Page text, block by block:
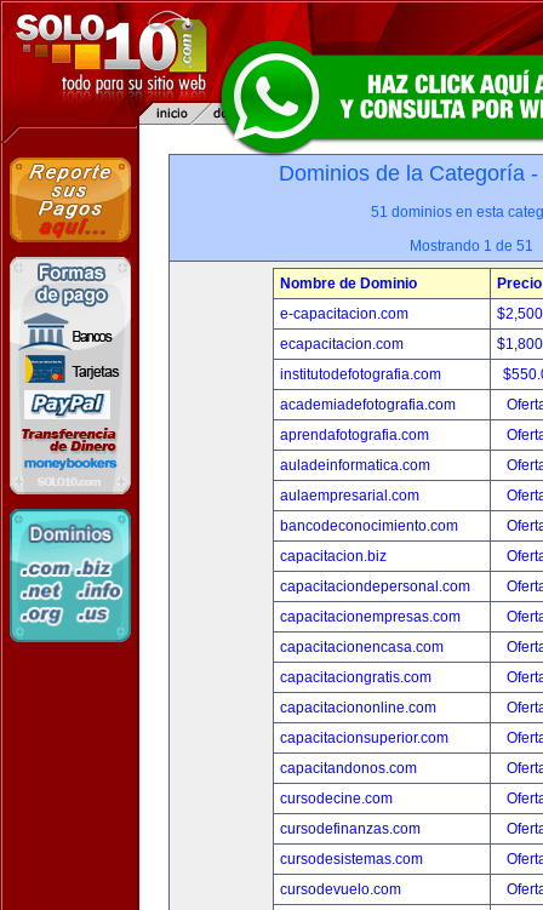
Dominios de la Categoría -
51 dominios en esta
Mostrando 1 de 51
Nombre de Dominio
Precio
e-capacitacion.com
ecapacitacion.com
institutodefotografia.com
academiadefotografia.com
aprendafotografia.com
auladeinformatica.com
aulaempresarial.com
bancodeconocimiento.com
capacitacion.biz
capacitaciondepersonal.com
capacitacionempresas.com
capacitacionencasa.com
capacitaciongratis.com
capacitaciononline.com
capacitacionsuperior.com
capacitandonos.com
cursodecine.com
cursodefinanzas.com
cursodesistemas.com
cursodevuelo.com